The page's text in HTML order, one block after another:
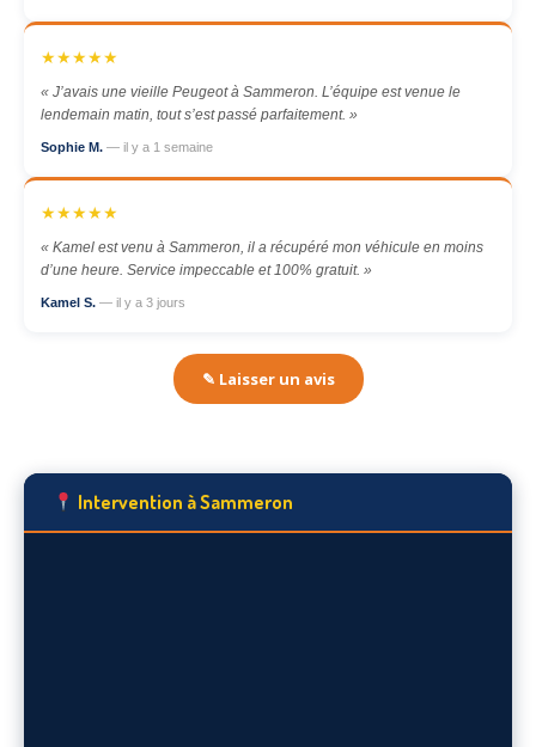
★★★★★
« J’avais une vieille Peugeot à Sammeron. L’équipe est venue le
lendemain matin, tout s’est passé parfaitement. »
Sophie M. — il y a 1 semaine
★★★★★
« Kamel est venu à Sammeron, il a récupéré mon véhicule en moins
d’une heure. Service impeccable et 100% gratuit. »
Kamel S. — il y a 3 jours
✎ Laisser un avis
Intervention à Sammeron